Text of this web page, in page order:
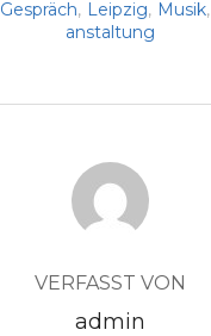
Gespräch, Leipzig, Musik,
anstaltung
BEITRAGSAUTOR
VERFASST VON
admin